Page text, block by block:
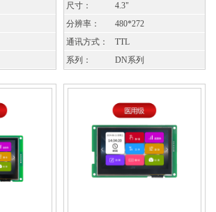
4.3"
尺寸：
480*272
分辨率：
TTL
通讯方式：
DN系列
系列：